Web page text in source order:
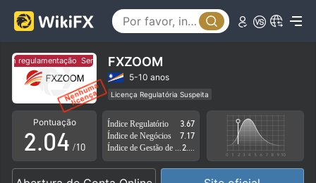
regulamentação Sem regulamentação
FXZOOM
5-10 anos
Licença Regulatória Suspeita
Região de negócios suspeita
Risco potencial alto
Pontuação
0
1
2
3
.0
1
0
1
2
3
4
5
/10
Índice Regulatório
3.67
Índice de Negócios
7.17